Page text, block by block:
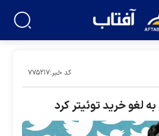
کد خبر:۷۷۵۲۱۷
لغو خرید توئیتر کرد